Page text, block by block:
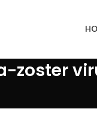
zoster